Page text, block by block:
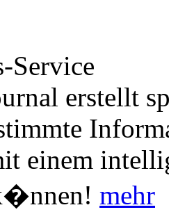
Service
erstellt
einem
mehr